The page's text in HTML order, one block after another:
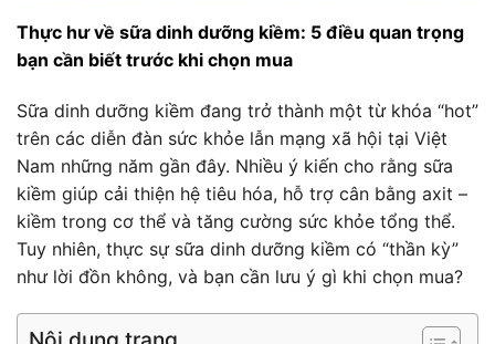
Thực hư về sữa dinh dưỡng kiềm: 5 điều quan trọng
bạn cần biết trước khi chọn mua
Sữa dinh dưỡng kiềm đang trở thành một từ khóa “hot”
trên các diễn đàn sức khỏe lẫn mạng xã hội tại Việt
Nam những năm gần đây. Nhiều ý kiến cho rằng sữa
kiềm giúp cải thiện hệ tiêu hóa, hỗ trợ cân bằng axit –
kiềm trong cơ thể và tăng cường sức khỏe tổng thể.
Tuy nhiên, thực sự sữa dinh dưỡng kiềm có “thần kỳ”
như lời đồn không, và bạn cần lưu ý gì khi chọn mua?